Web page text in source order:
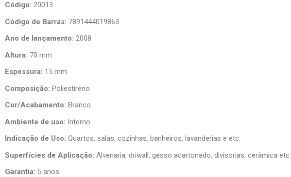
Código: 20013
Código de Barras: 7891444019863
Ano de lançamento: 2008
Altura: 70 mm
Espessura: 15 mm
Composição: Poliestireno
Cor/Acabamento: Branco
Ambiente de uso: Interno
Indicação de Uso: Quartos, salas, cozinhas, banheiros, lavanderias e etc.
Superfícies de Aplicação: Alvenaria, driwall, gesso acartonado, divisorias, cerâmica etc.
Garantia: 5 anos